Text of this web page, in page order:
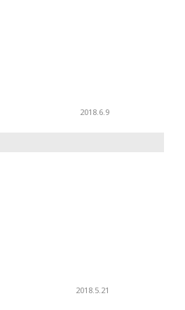
2018.6.9
2018.5.21